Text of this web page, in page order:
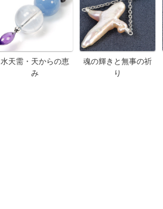
水天需・天からの恵
み
魂の輝きと無事の祈
り